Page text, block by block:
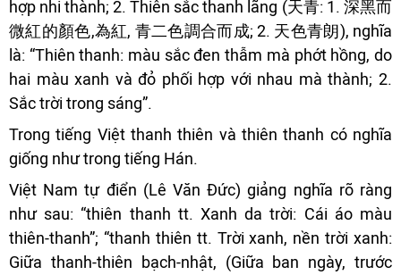
hợp nhi thành; 2. Thiên sắc thanh lãng (天青: 1. 深黑而
微紅的顏色,為紅, 青二色調合而成; 2. 天色青朗), nghĩa
là: “Thiên thanh: màu sắc đen thẫm mà phớt hồng, do
hai màu xanh và đỏ phối hợp với nhau mà thành; 2.
Sắc trời trong sáng”.
Trong tiếng Việt thanh thiên và thiên thanh có nghĩa
giống như trong tiếng Hán.
Việt Nam tự điển (Lê Văn Đức) giảng nghĩa rõ ràng
như sau: “thiên thanh tt. Xanh da trời: Cái áo màu
thiên-thanh”; “thanh thiên tt. Trời xanh, nền trời xanh:
Giữa thanh-thiên bạch-nhật, (Giữa ban ngày, trước